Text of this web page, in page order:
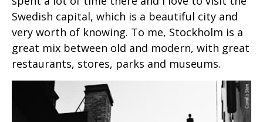
Swedish capital, which is a beautiful city and
very worth of knowing. To me, Stockholm is a
great mix between old and modern, with great
restaurants, stores, parks and museums.